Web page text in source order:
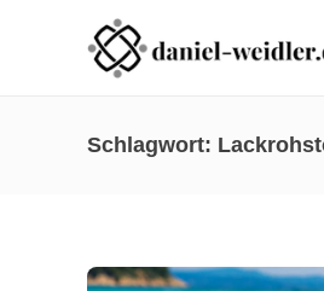
Schlagwort: